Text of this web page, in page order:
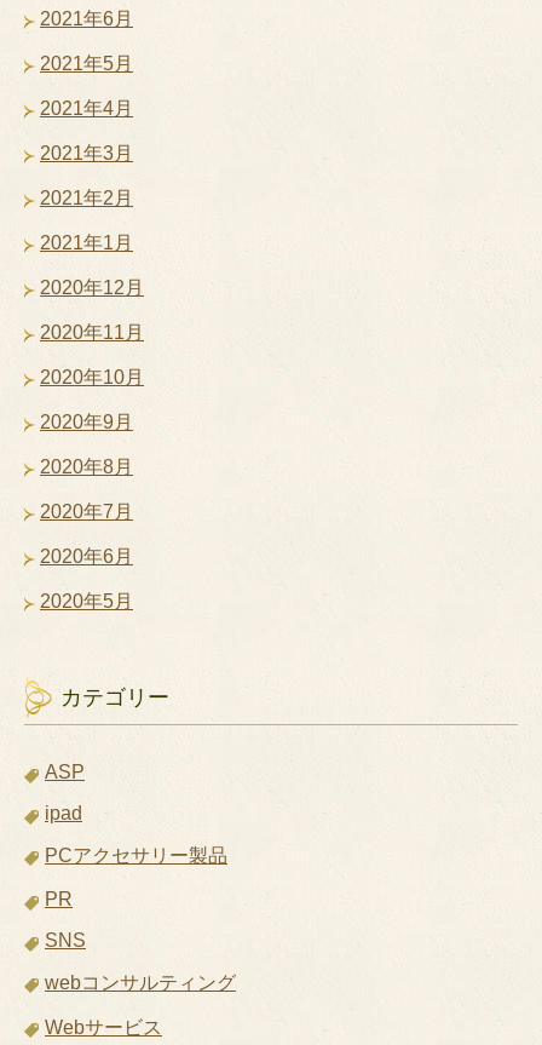
2021年6月
2021年5月
2021年4月
2021年3月
2021年2月
2021年1月
2020年12月
2020年11月
2020年10月
2020年9月
2020年8月
2020年7月
2020年6月
2020年5月
カテゴリー
ASP
ipad
PCアクセサリー製品
PR
SNS
webコンサルティング
Webサービス